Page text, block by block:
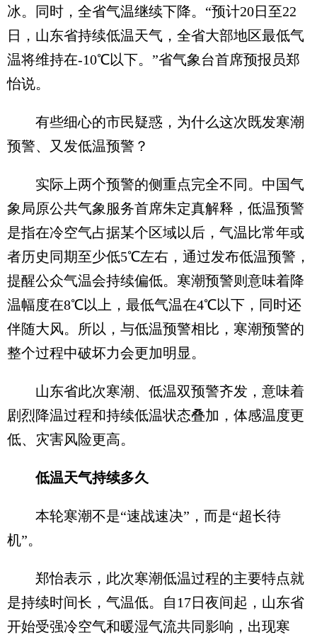
冰。同时，全省气温继续下降。“预计20日至22
日，山东省持续低温天气，全省大部地区最低气
温将维持在-10℃以下。”省气象台首席预报员郑
怡说。
有些细心的市民疑惑，为什么这次既发寒潮
预警、又发低温预警？
实际上两个预警的侧重点完全不同。中国气
象局原公共气象服务首席朱定真解释，低温预警
是指在冷空气占据某个区域以后，气温比常年或
者历史同期至少低5℃左右，通过发布低温预警，
提醒公众气温会持续偏低。寒潮预警则意味着降
温幅度在8℃以上，最低气温在4℃以下，同时还
伴随大风。所以，与低温预警相比，寒潮预警的
整个过程中破坏力会更加明显。
山东省此次寒潮、低温双预警齐发，意味着
剧烈降温过程和持续低温状态叠加，体感温度更
低、灾害风险更高。
低温天气持续多久
本轮寒潮不是“速战速决”，而是“超长待
机”。
郑怡表示，此次寒潮低温过程的主要特点就
是持续时间长，气温低。自17日夜间起，山东省
开始受强冷空气和暖湿气流共同影响，出现寒